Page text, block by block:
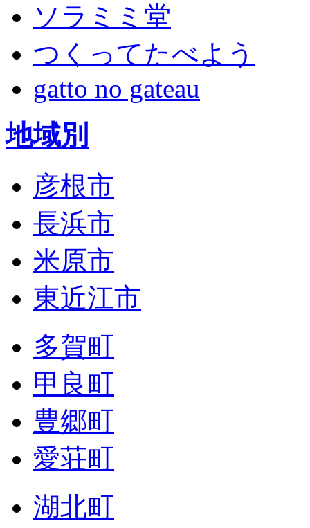
ソラミミ堂
つくってたべよう
gatto no gateau
地域別
彦根市
長浜市
米原市
東近江市
多賀町
甲良町
豊郷町
愛荘町
湖北町